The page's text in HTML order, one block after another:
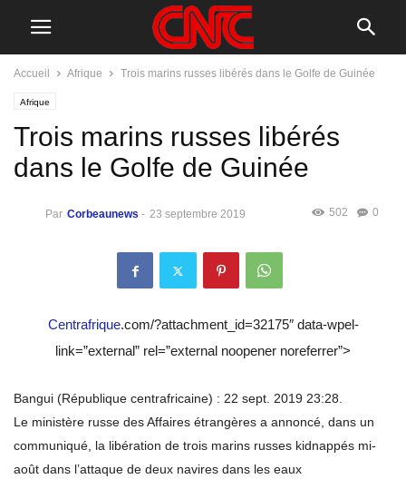
Accueil Afrique Trois marins russes libérés dans le Golfe de Guinée
Afrique
Trois marins russes libérés
dans le Golfe de Guinée
Par Corbeaunews - 23 septembre 2019 0
502
Centrafrique.com/?attachment_id=32175″ data-wpel-
link=”external” rel=”external noopener noreferrer”>
Bangui (République centrafricaine) : 22 sept. 2019 23:28.
Le ministère russe des Affaires étrangères a annoncé, dans un
communiqué, la libération de trois marins russes kidnappés mi-
août dans l’attaque de deux navires dans les eaux